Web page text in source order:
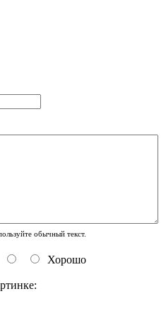
обычный текст.
Хорошо